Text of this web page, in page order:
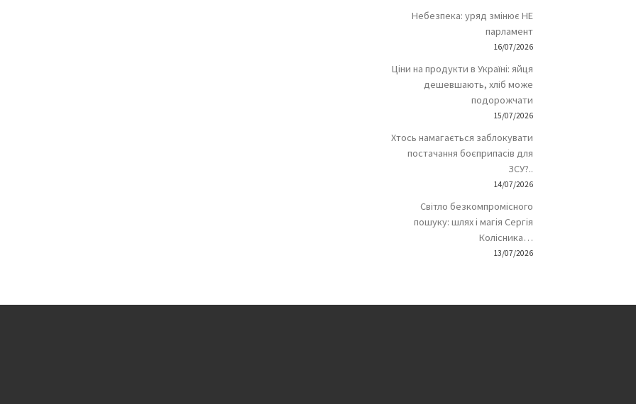
Небезпека: уряд змінює НЕ
парламент
16/07/2026
Ціни на продукти в Україні: яйця
дешевшають, хліб може
подорожчати
15/07/2026
Хтось намагається заблокувати
постачання боєприпасів для
ЗСУ?..
14/07/2026
Світло безкомпромісного
пошуку: шлях і магія Сергія
Колісника…
13/07/2026